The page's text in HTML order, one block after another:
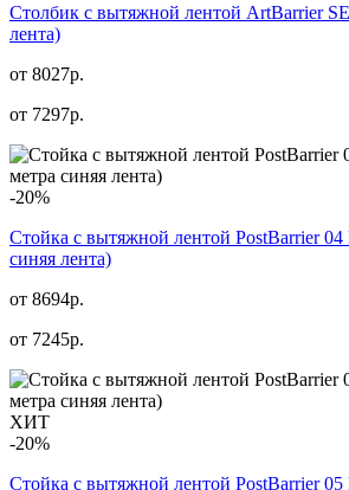
Столбик с вытяжной лентой ArtBarrier
лента)
от 8027р.
от 7297р.
-20%
Стойка с вытяжной лентой PostBarrier
синяя лента)
от 8694р.
от 7245р.
ХИТ
-20%
Стойка с вытяжной лентой PostBarrier 05